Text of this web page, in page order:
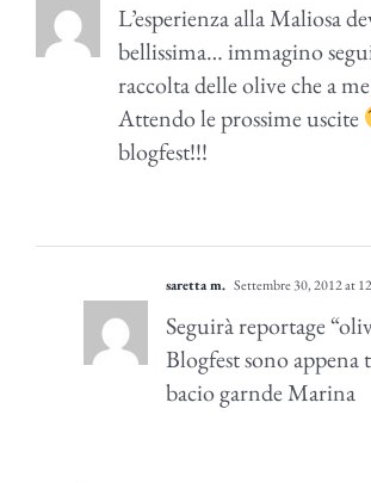
L’esperienza alla Maliosa
bellissima… immagino
raccolta delle olive che a
Attendo le prossime uscite
blogfest!!!
saretta m. Settembre 30, 2012 at
Seguirà reportage
Blogfest sono
bacio garnde Marina